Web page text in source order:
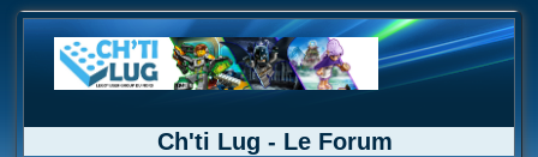
Ch'ti Lug - Le Forum